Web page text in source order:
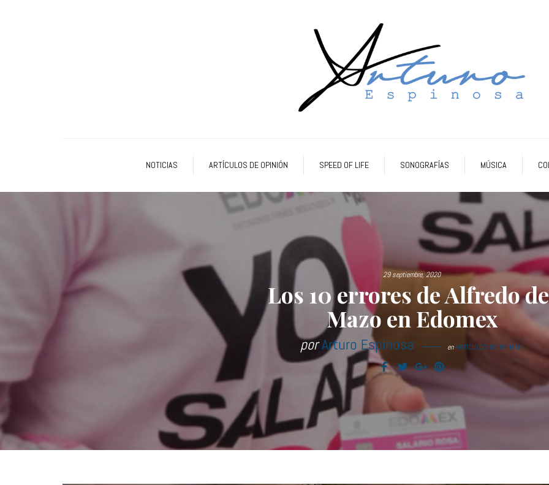
NOTICIAS ARTÍCULOS DE OPINIÓN SPEED OF LIFE SONOGRAFÍAS MÚSICA
29 septiembre, 2020
Los 10 errores de Alfredo
Mazo en Edomex
porArturo Espinosa enARTÍCULOS DE OPINIÓN